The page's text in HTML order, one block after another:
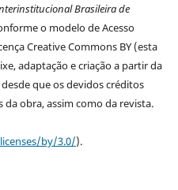
Brasileira de
o modelo de Acesso
Creative Commons BY (esta
adaptação e criação a partir da
que os devidos créditos
obra, assim como da revista.
by/3.0/).